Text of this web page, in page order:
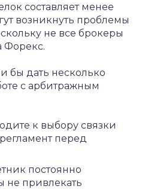
составляет менее
возникнуть проблемы
не все брокеры
Форекс.
бы дать несколько
с арбитражным
к выбору связки
перед
постоянно
не привлекать